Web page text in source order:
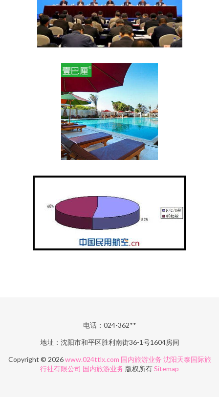
电话：024-362**
地址：沈阳市和平区胜利南街36-1号1604房间
Copyright © 2026www.024ttlx.com 国内旅游业务 沈阳天泰国际旅
行社有限公司 国内旅游业务 版权所有Sitemap